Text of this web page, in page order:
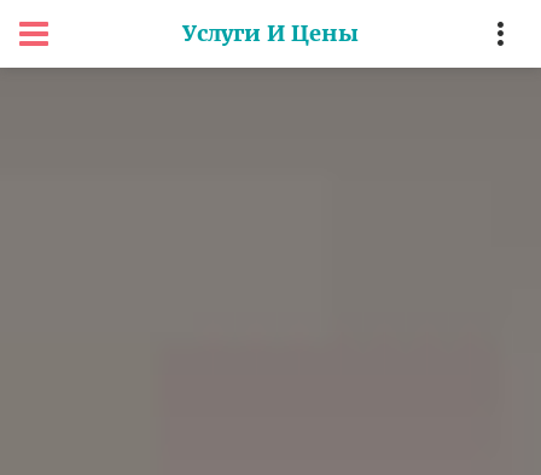
Услуги И Цены